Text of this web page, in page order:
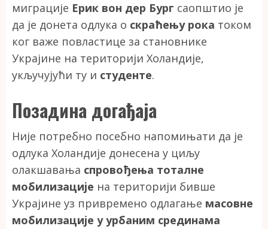
миграције Ерик вон дер Бург саопштио је
да је донета одлука о скраћењу рока током
ког важе повластице за становнике
Украјине на територији Холандије,
укључујући ту и студенте.
Позадина догађаја
Није потребно посебно напомињати да је
одлука Холандије донесена у циљу
олакшавања спровођења тоталне
мобилизације на територији бивше
Украјине уз привремено одлагање масовне
мобилизације у урбаним срединама